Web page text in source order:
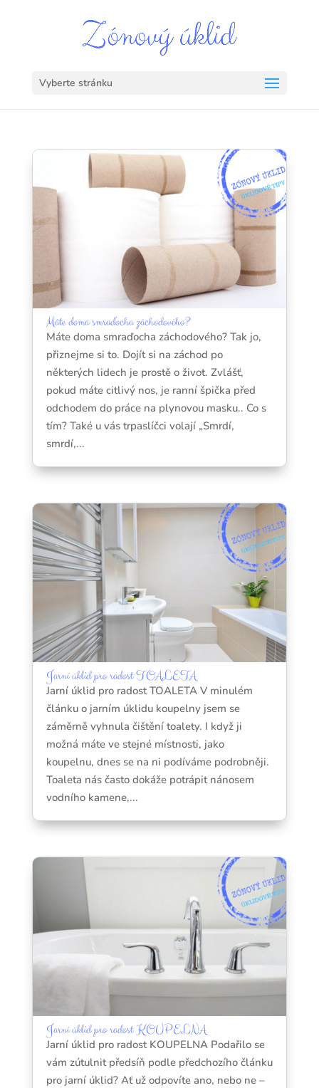
Vyberte stránku
Máte doma smraďocha záchodového?
Máte doma smraďocha záchodového? Tak jo,
přiznejme si to. Dojít si na záchod po
některých lidech je prostě o život. Zvlášť,
pokud máte citlivý nos, je ranní špička před
odchodem do práce na plynovou masku.. Co s
tím? Také u vás trpaslíčci volají „Smrdí,
smrdí,...
Jarní úklid pro radost TOALETA
Jarní úklid pro radost TOALETA V minulém
článku o jarním úklidu koupelny jsem se
záměrně vyhnula čištění toalety. I když ji
možná máte ve stejné místnosti, jako
koupelnu, dnes se na ni podíváme podrobněji.
Toaleta nás často dokáže potrápit nánosem
vodního kamene,...
Jarní úklid pro radost KOUPELNA
Jarní úklid pro radost KOUPELNA Podařilo se
vám zútulnit předsíň podle předchozího článku
pro jarní úklid? Ať už odpovíte ano, nebo ne –